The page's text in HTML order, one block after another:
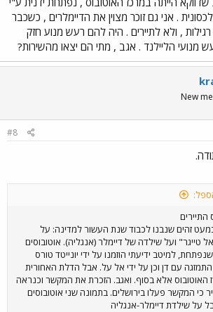
. אני גם זוכר מצוין את הדיימלרים , כשכבר
, ולא לתיירים . היה להם רעש מנוע חזק
מנועי הליילנד . אגב , מתי הם יצאו מהשירות?
New
#8
התיירים
כמעט זהים שנבנו לכבוד שנת העשור למדינה: על
טייגר" ועל שילדה של דיימלר (אנגליה). אוטובוסים
למיטב ידיעתי הוזמנו על ידי יונייטד טורס
עם דן וכן על ידי אל על. אבל הדלת האחורית
האוטובוס אלא בסוף. ואגב. הזכרת את המקשר וכנראה
כי המקשר פעלו בירושלים. בתמונה שני אוטובוסים
על שילדת דיימלר-אנגליה